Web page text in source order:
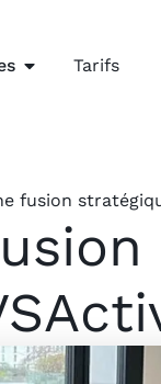
Tarifs
fusion